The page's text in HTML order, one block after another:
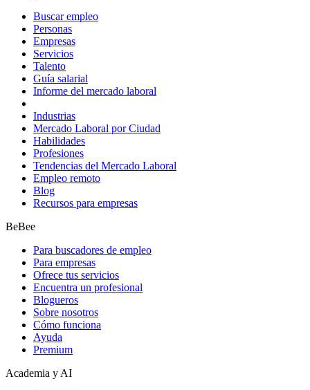
Buscar empleo
Personas
Empresas
Servicios
Talento
Guía salarial
Informe del mercado laboral
Industrias
Mercado Laboral por Ciudad
Habilidades
Profesiones
Tendencias del Mercado Laboral
Empleo remoto
Blog
Recursos para empresas
BeBee
Para buscadores de empleo
Para empresas
Ofrece tus servicios
Encuentra un profesional
Blogueros
Sobre nosotros
Cómo funciona
Ayuda
Premium
Academia y AI